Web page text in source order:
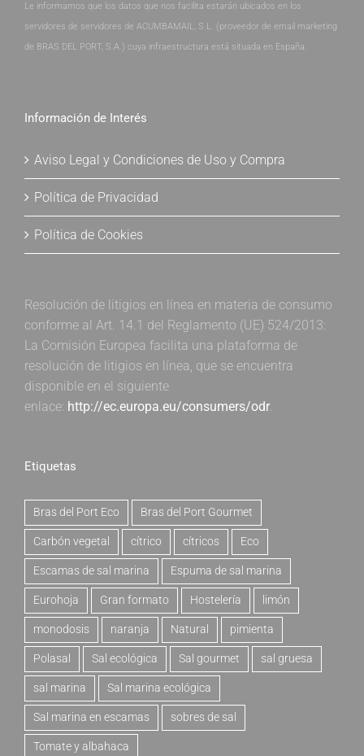
Le informamos que los datos que nos facilita estarán ubicados en los
servidores de servidores de ACUMBAMAIL, S.L. (proveedor de email marketing
de BRAS DEL PORT, S.A.) cuya infraestructura está situada en España.
Información de Interés
Aviso Legal y Condiciones de Uso y Compra
Política de Privacidad
Política de Cookies
Resolución de litigios en línea en materia de consumo
conforme al Art. 14.1 del Reglamento (UE) 524/2013:
La Comisión Europea facilita una plataforma de
resolución de litigios en línea, que se encuentra
disponible en el siguiente
enlace: http://ec.europa.eu/consumers/odr.
Etiquetas
Bras del Port Eco Bras del Port Gourmet
Carbón vegetal cítrico cítricos Eco
Escamas de sal marina Espuma de sal marina
Eurohoja Gran formato Hostelería limón
monodosis naranja Natural pimienta
Polasal Sal ecológica Sal gourmet sal gruesa
sal marina Sal marina ecológica
Sal marina en escamas sobres de sal
Tomate y albahaca